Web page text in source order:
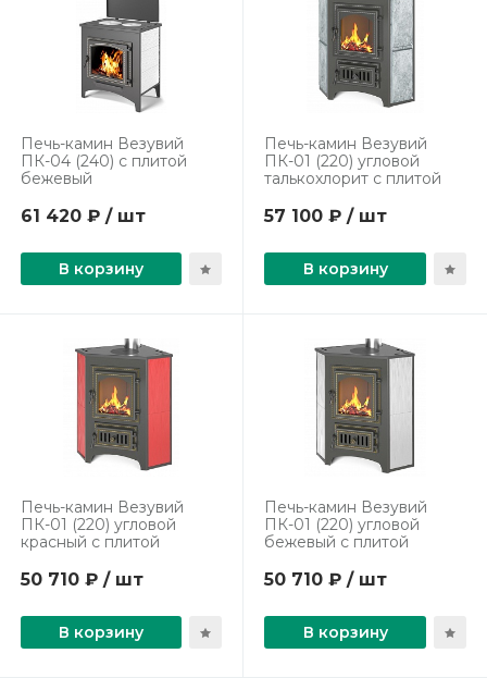
Печь-камин Везувий
ПК-04 (240) с плитой
бежевый
61 420 ₽ / шт
В корзину
Печь-камин Везувий
ПК-01 (220) угловой
талькохлорит с плитой
57 100 ₽ / шт
В корзину
Печь-камин Везувий
ПК-01 (220) угловой
красный с плитой
50 710 ₽ / шт
В корзину
Печь-камин Везувий
ПК-01 (220) угловой
бежевый с плитой
50 710 ₽ / шт
В корзину